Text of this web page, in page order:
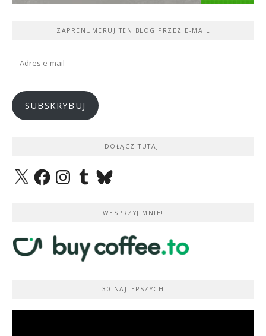
ZAPRENUMERUJ TEN BLOG PRZEZ E-MAIL
SUBSKRYBUJ
DOŁĄCZ TUTAJ!
X FacebookInstagramTumblrBluesky
WESPRZYJ MNIE!
30 NAJLEPSZYCH